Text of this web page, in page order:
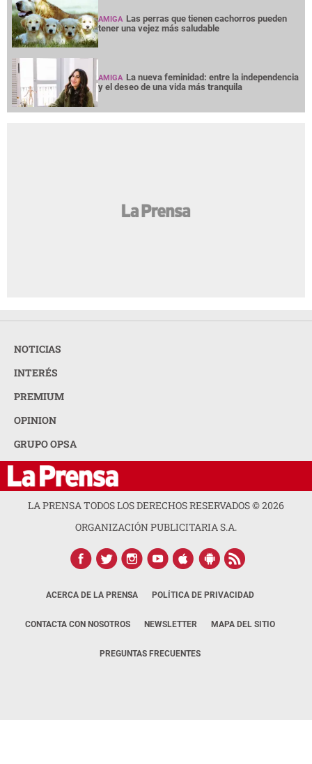
AMIGA Las perras que tienen cachorros pueden
tener una vejez más saludable
AMIGA La nueva feminidad: entre la independencia
y el deseo de una vida más tranquila
NOTICIAS
INTERÉS
PREMIUM
OPINION
GRUPO OPSA
LA PRENSA TODOS LOS DERECHOS RESERVADOS ©2026
ORGANIZACIÓN PUBLICITARIA S.A.
ACERCA DE LA PRENSA POLÍTICA DE PRIVACIDAD
CONTACTA CON NOSOTROS NEWSLETTER MAPA DEL SITIO
PREGUNTAS FRECUENTES